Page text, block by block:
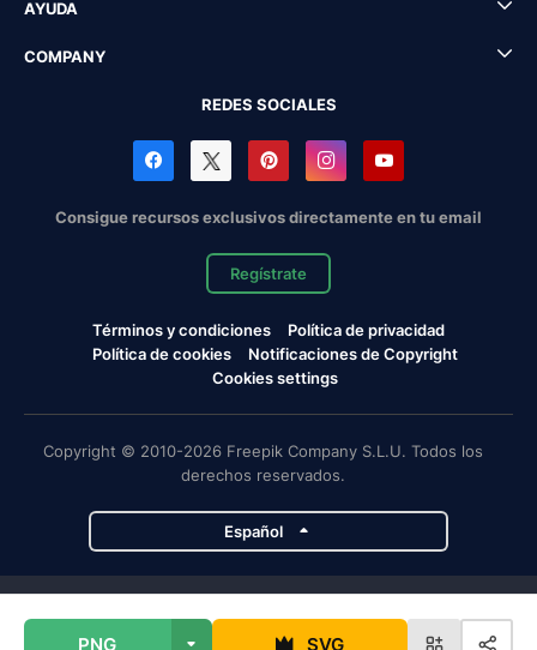
PNG SVG
AYUDA
COMPANY
REDES SOCIALES
Consigue recursos exclusivos directamente en tu email
Regístrate
Términos y condiciones
Política de privacidad
Política de cookies
Notificaciones de Copyright
Cookies settings
Copyright © 2010-2026 Freepik Company S.L.U. Todos los
derechos reservados.
Español